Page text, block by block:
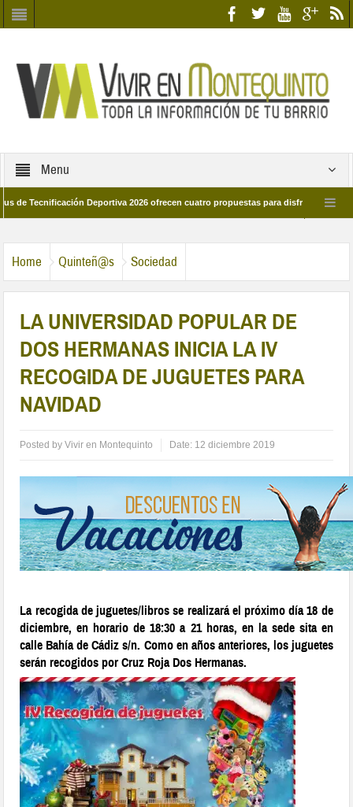
Menu
Deportiva 2026 ofrecen cuatro propuestas para disfrutar del deporte
Home Quinteñ@s Sociedad
LA UNIVERSIDAD POPULAR DE
DOS HERMANAS INICIA LA IV
RECOGIDA DE JUGUETES PARA
NAVIDAD
Posted byVivir en Montequinto Date: 12 diciembre 2019
La recogida de juguetes/libros se realizará el próximo día 18 de
diciembre, en horario de 18:30 a 21 horas, en la sede sita en
calle Bahía de Cádiz s/n. Como en años anteriores, los juguetes
serán recogidos por Cruz Roja Dos Hermanas.